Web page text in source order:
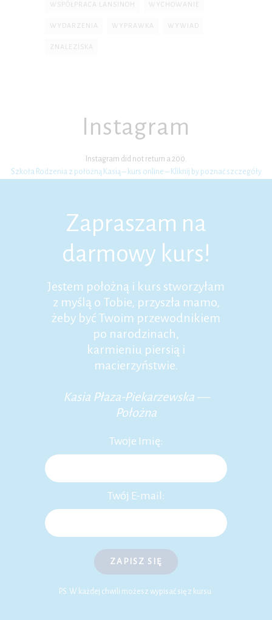
WSPÓŁPRACA LANSINOH WYCHOWANIE
WYDARZENIA WYPRAWKA WYWIAD
ZNALEZISKA
Instagram
Instagram did not return a 200.
Szkoła Rodzenia z położną Kasią – kurs online – Kliknij by poznać szczegóły
Zapraszam na
darmowy kurs!
Jestem położną i kurs stworzyłam
z myślą o Tobie, przyszła mamo,
żeby być Twoim przewodnikiem
po narodzinach,
karmieniu piersią i
macierzyństwie.
Kasia Płaza-Piekarzewska —
Położna
Twoje Imię:
Twój E-mail:
ZAPISZ SIĘ
P.S. W każdej chwili możesz wypisać się z kursu.